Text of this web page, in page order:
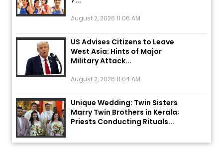
US Advises Citizens to Leave
West Asia: Hints of Major
Military Attack...
Unique Wedding: Twin Sisters
Marry Twin Brothers in Kerala;
Priests Conducting Rituals...